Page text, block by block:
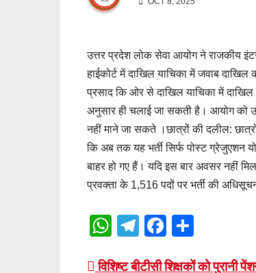
उत्तर प्रदेश लोक सेवा आयोग ने राजकीय
हाईकोर्ट में दाखिल याचिका में जवाब
प्रसाद कि ओर से दाखिल याचिका में दाखिल
अनुसार ही चलाई जा सकती है। आयोग को
नहीं माने जा सकते ।छात्रों की दलील:
कि अब तक यह भर्ती सिर्फ पोस्ट ग्रेजुएशन
बाहर हो गए हैं। यदि इस बार अवसर नहीं
प्रवक्ता के 1,516 पदों पर भर्ती की
W
T
F
विशिष्ट बीटीसी शिक्षकों को पुरानी